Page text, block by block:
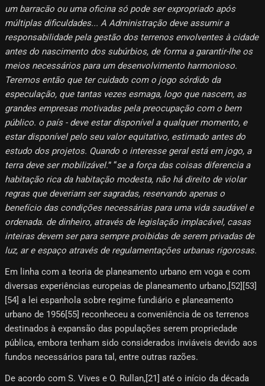
um barracão ou uma oficina só pode ser expropriado após
múltiplas dificuldades... A Administração deve assumir a
responsabilidade pela gestão dos terrenos envolventes à cidade
antes do nascimento dos subúrbios, de forma a garantir-lhe os
meios necessários para um desenvolvimento harmonioso.
Teremos então que ter cuidado com o jogo sórdido da
especulação, que tantas vezes esmaga, logo que nascem, as
grandes empresas motivadas pela preocupação com o bem
público. o país - deve estar disponível a qualquer momento, e
estar disponível pelo seu valor equitativo, estimado antes do
estudo dos projetos. Quando o interesse geral está em jogo, a
terra deve ser mobilizável.” “se a força das coisas diferencia a
habitação rica da habitação modesta, não há direito de violar
regras que deveriam ser sagradas, reservando apenas o
benefício das condições necessárias para uma vida saudável e
ordenada. de dinheiro, através de legislação implacável, casas
inteiras devem ser para sempre proibidas de serem privadas de
luz, ar e espaço através de regulamentações urbanas rigorosas.
Em linha com a teoria de planeamento urbano em voga e com
diversas experiências europeias de planeamento urbano,[52]​[53]​
[54]​ a lei espanhola sobre regime fundiário e planeamento
urbano de 1956[55]​ reconheceu a conveniência de os terrenos
destinados à expansão das populações serem propriedade
pública, embora tenham sido considerados inviáveis ​​devido aos
fundos necessários para tal, entre outras razões.
De acordo com S. Vives e O. Rullan,[21]​ até o início da década